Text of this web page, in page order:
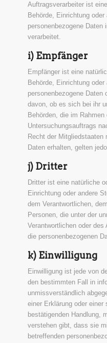
Auftragsverarbeiter ist
Behörde, Einrichtung
personenbezogene Daten
verarbeitet.
i) Empfänger
Empfänger ist eine
Behörde, Einrichtung
personenbezogene Daten
davon, ob es sich bei ihr
Behörden, die im
Untersuchungsauftrags
Recht der Mitgliedstaaten
Daten erhalten, gelten
j) Dritter
Dritter ist eine natürliche
Einrichtung oder andere
dem Verantwortlichen,
Personen, die unter der
Verantwortlichen oder
die personenbezogenen
k) Einwilligung
Einwilligung ist jede von
den bestimmten Fall in
unmissverständlich
einer Erklärung oder einer
bestätigenden Handlung,
verstehen gibt, dass sie
betreffenden